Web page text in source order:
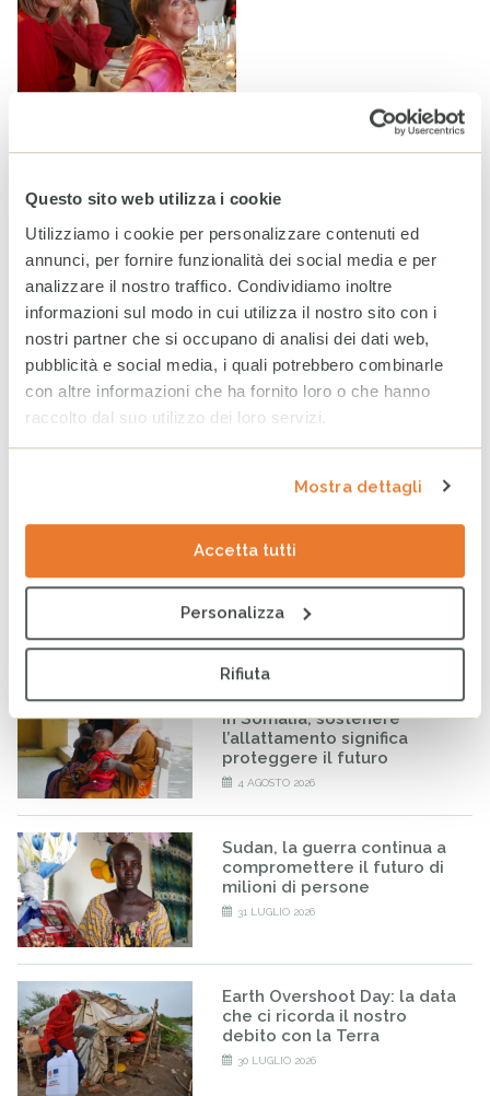
Questo sito web utilizza i cookie
Utilizziamo i cookie per personalizzare contenuti ed
annunci, per fornire funzionalità dei social media e per
analizzare il nostro traffico. Condividiamo inoltre
informazioni sul modo in cui utilizza il nostro sito con i
nostri partner che si occupano di analisi dei dati web,
pubblicità e social media, i quali potrebbero combinarle
con altre informazioni che ha fornito loro o che hanno
raccolto dal suo utilizzo dei loro servizi.
Mostra dettagli
Accetta tutti
Personalizza
Rifiuta
Charity night 2022: un grande risultato per la solidarietà
Tag
DIALOGO GIUSTIZIA
ULTIMI ARTICOLI
Venezuela: al fianco delle
comunità colpite per
7 AGOSTO 2026
WhatsApp CESVI: le notizie
tuo telefono
5 AGOSTO 2026
World Breastfeeding Week:
in Somalia, sostenere
l’allattamento significa
proteggere il futuro
4 AGOSTO 2026
Sudan, la guerra continua a
compromettere il futuro di
milioni di persone
31 LUGLIO 2026
Earth Overshoot Day: la data
che ci ricorda il nostro
debito con la Terra
30 LUGLIO 2026